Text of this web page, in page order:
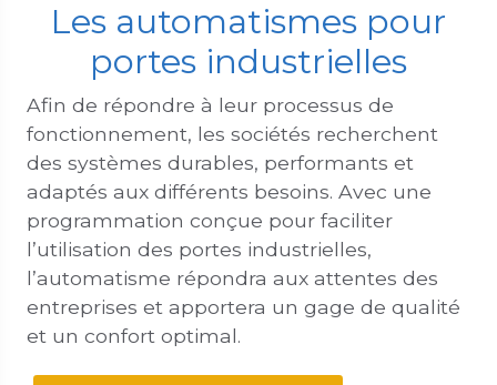
Les automatismes pour
portes industrielles
Afin de répondre à leur processus de
fonctionnement, les sociétés recherchent
des systèmes durables, performants et
adaptés aux différents besoins. Avec une
programmation conçue pour faciliter
l’utilisation des portes industrielles,
l’automatisme répondra aux attentes des
entreprises et apportera un gage de qualité
et un confort optimal.